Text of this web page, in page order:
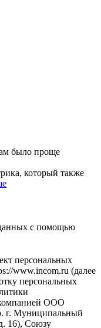
было проще
который также
с помощью
персональных
www.incom.ru (далее
персональных
ООО
г. Муниципальный
16), Союзу